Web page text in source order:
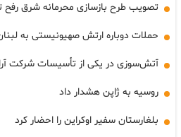
تصویب طرح بازسازی محرمانه شرق رفح
حملات دوباره ارتش صهیونیستی به
آتش‌سوزی در یکی از تأسیسات شرکت
روسیه به ژاپن هشدار داد
بلغارستان سفیر اوکراین را احضار کرد